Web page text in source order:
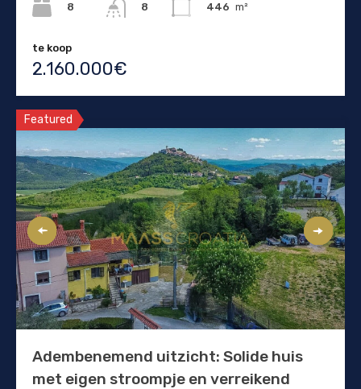
8
8
446 m²
te koop
2.160.000€
Featured
Adembenemend uitzicht: Solide huis
met eigen stroompje en verreikend